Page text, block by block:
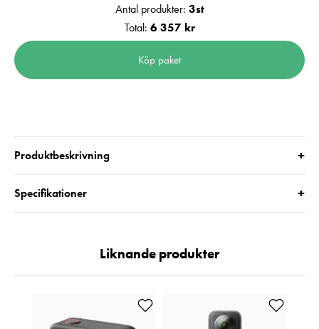
Antal produkter: 3st
Total: 6 357 kr
Köp paket
Produktbeskrivning +
Specifikationer +
Liknande produkter